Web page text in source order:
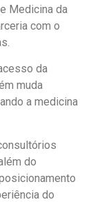
Medicina da
com o
da
muda
a medicina
do
do